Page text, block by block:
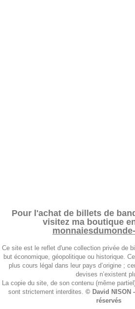
Pour l'achat de billets de
visitez ma boutique
Ce site est le reflet d'une collection privée de
but économique, géopolitique ou historique.
plus cours légal dans leur pays d’origine ;
devises n’existent
La copie du site, de son contenu (même
sont strictement interdites. © David NISON
réservés